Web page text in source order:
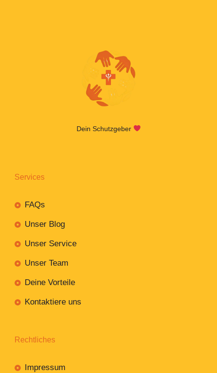
Dein Schutzgeber
Services
FAQs
Unser Blog
Unser Service
Unser Team
Deine Vorteile
Kontaktiere uns
Rechtliches
Impressum